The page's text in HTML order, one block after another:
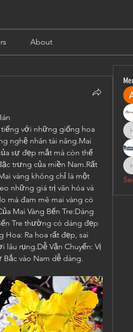
About
tiếng với những giống hoa
nghệ nhân tài năng.Mai
sự đẹp mắt mà còn thể
trưng của miền Nam.Rất
vàng không chỉ là một
những giá trị văn hóa và
mà đam mê mai vàng có
Mai Vàng Bến Tre:Dáng
Tre thường có dáng đẹp
Ra hoa rất đẹp, sai
rụng.Dễ Vận Chuyển: Vị
Bắc vào Nam dễ dàng.